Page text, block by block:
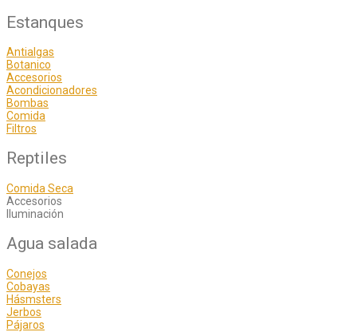
Estanques
Antialgas
Botanico
Accesorios
Acondicionadores
Bombas
Comida
Filtros
Reptiles
Comida Seca
Accesorios
Iluminación
Agua salada
Conejos
Cobayas
Hásmsters
Jerbos
Pájaros